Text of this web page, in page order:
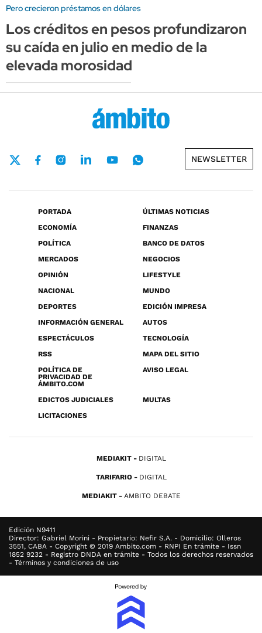
Pero crecieron préstamos en dólares
Los créditos en pesos profundizaron
su caída en julio en medio de la
elevada morosidad
NEWSLETTER
PORTADA
ÚLTIMAS NOTICIAS
ECONOMÍA
FINANZAS
POLÍTICA
BANCO DE DATOS
MERCADOS
NEGOCIOS
OPINIÓN
LIFESTYLE
NACIONAL
MUNDO
DEPORTES
EDICIÓN IMPRESA
INFORMACIÓN GENERAL
AUTOS
ESPECTÁCULOS
TECNOLOGÍA
RSS
MAPA DEL SITIO
POLÍTICA DE
PRIVACIDAD DE
ÁMBITO.COM
AVISO LEGAL
EDICTOS JUDICIALES
MULTAS
LICITACIONES
MEDIAKIT DIGITAL
TARIFARIO DIGITAL
MEDIAKIT AMBITO DEBATE
Edición N9411
Director: Gabriel Morini - Propietario: Nefir S.A. - Domicilio: Olleros
3551, CABA - Copyright © 2019 Ambito.com - RNPI En trámite - Issn
1852 9232 - Registro DNDA en trámite - Todos los derechos reservados
- Términos y condiciones de uso